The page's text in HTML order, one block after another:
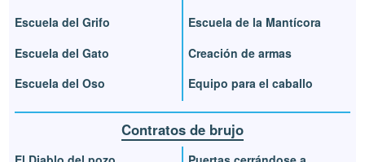
Escuela del Grifo
Escuela del Gato
Escuela del Oso
Escuela de la Mantícora
Creación de armas
Equipo para el caballo
Contratos de brujo